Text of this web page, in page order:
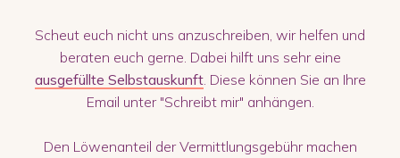
Scheut euch nicht uns anzuschreiben, wir helfen und
beraten euch gerne. Dabei hilft uns sehr eine
ausgefüllte Selbstauskunft. Diese können Sie an Ihre
Email unter "Schreibt mir" anhängen.
Den Löwenanteil der Vermittlungsgebühr machen